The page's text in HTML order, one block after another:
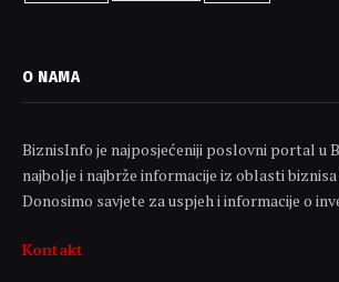
O NAMA
BiznisInfo je najposjećeniji poslovni portal u
najbolje i najbrže informacije iz oblasti biznisa
Donosimo savjete za uspjeh i informacije o
Kontakt